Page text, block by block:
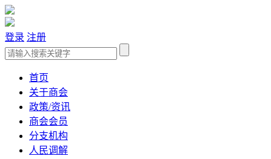
登录 注册
首页
关于商会
政策/资讯
商会会员
分支机构
人民调解